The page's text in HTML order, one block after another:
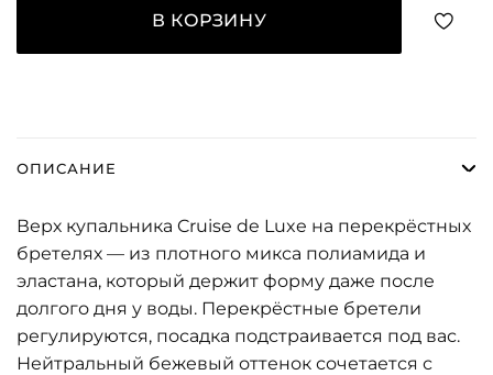
В КОРЗИНУ
ОПИСАНИЕ
Верх купальника Cruise de Luxe на перекрёстных
бретелях — из плотного микса полиамида и
эластана, который держит форму даже после
долгого дня у воды. Перекрёстные бретели
регулируются, посадка подстраивается под вас.
Нейтральный бежевый оттенок сочетается с